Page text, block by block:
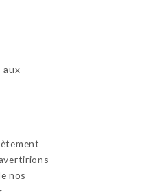
aux
nos